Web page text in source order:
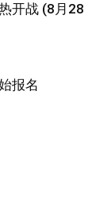
开战 (8月28
报名